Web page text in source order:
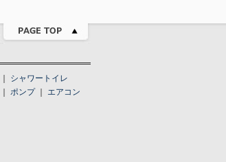
シャワートイレ
ポンプ エアコン